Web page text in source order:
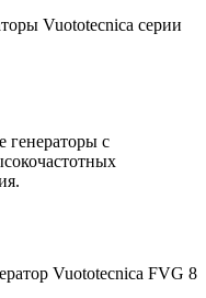
Vuototecnica серии
генераторы с